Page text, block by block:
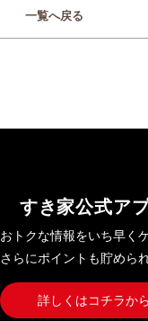
一覧へ戻る
すき家公式ア
おトクな情報をいち早く
さらにポイントも貯めら
詳しくはコチラから